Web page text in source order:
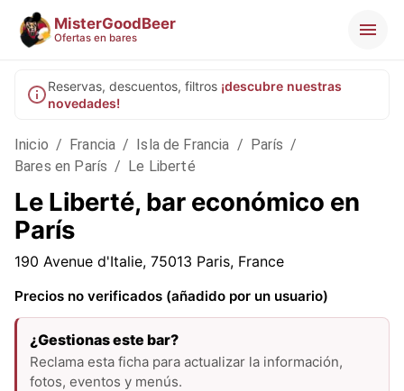
MisterGoodBeer
Ofertas en bares
Reservas, descuentos, filtros ¡descubre nuestras
novedades!
Inicio / Francia / Isla de Francia / París /
Bares en París / Le Liberté
Le Liberté, bar económico en
París
190 Avenue d'Italie, 75013 Paris, France
Precios no verificados (añadido por un usuario)
¿Gestionas este bar?
Reclama esta ficha para actualizar la información,
fotos, eventos y menús.